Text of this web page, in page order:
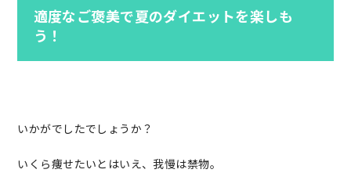
適度なご褒美で夏のダイエットを楽しも
う！
いかがでしたでしょうか？
いくら痩せたいとはいえ、我慢は禁物。